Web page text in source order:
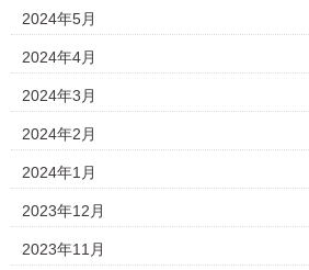
2024年5月
2024年4月
2024年3月
2024年2月
2024年1月
2023年12月
2023年11月